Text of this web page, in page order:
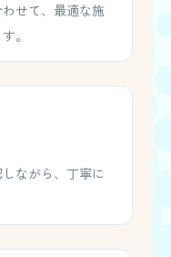
せて、最適な施
。
ながら、丁寧に